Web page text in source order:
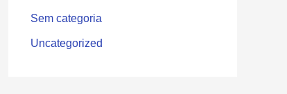
Sem categoria
Uncategorized